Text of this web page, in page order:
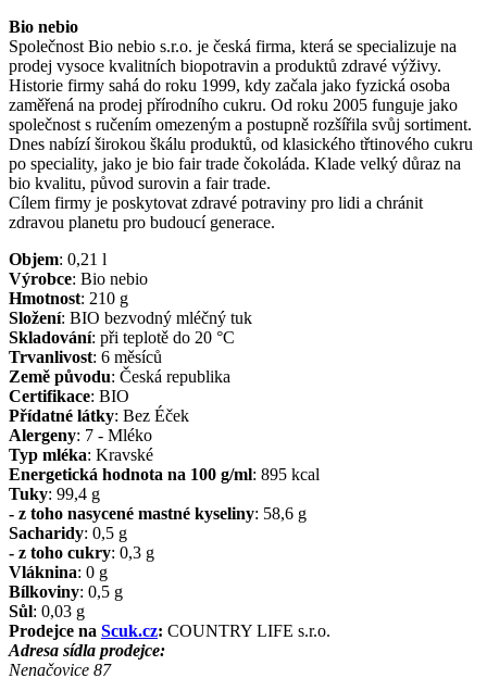
Bio nebio
Společnost Bio nebio s.r.o. je česká firma, která se specializuje na
prodej vysoce kvalitních biopotravin a produktů zdravé výživy.
Historie firmy sahá do roku 1999, kdy začala jako fyzická osoba
zaměřená na prodej přírodního cukru. Od roku 2005 funguje jako
společnost s ručením omezeným a postupně rozšířila svůj sortiment.
Dnes nabízí širokou škálu produktů, od klasického třtinového cukru
po speciality, jako je bio fair trade čokoláda. Klade velký důraz na
bio kvalitu, původ surovin a fair trade.
Cílem firmy je poskytovat zdravé potraviny pro lidi a chránit
zdravou planetu pro budoucí generace.
Objem: 0,21 l
Výrobce: Bio nebio
Hmotnost: 210 g
Složení: BIO bezvodný mléčný tuk
Skladování: při teplotě do 20 °C
Trvanlivost: 6 měsíců
Země původu: Česká republika
Certifikace: BIO
Přídatné látky: Bez Éček
Alergeny: 7 - Mléko
Typ mléka: Kravské
Energetická hodnota na 100 g/ml: 895 kcal
Tuky: 99,4 g
- z toho nasycené mastné kyseliny: 58,6 g
Sacharidy: 0,5 g
- z toho cukry: 0,3 g
Vláknina: 0 g
Bílkoviny: 0,5 g
Sůl: 0,03 g
Prodejce na Scuk.cz: COUNTRY LIFE s.r.o.
Adresa sídla prodejce:
Nenačovice 87